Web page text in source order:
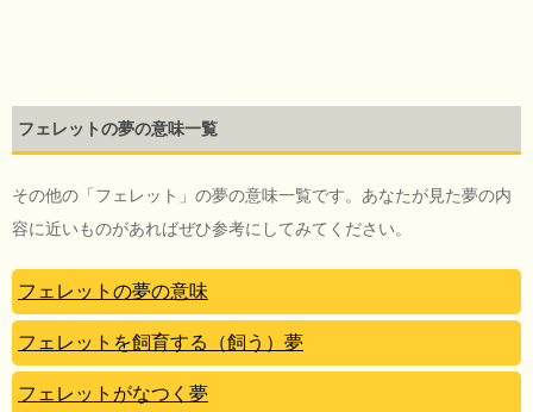
フェレットの夢の意味一覧
その他の「フェレット」の夢の意味一覧です。あなたが見た夢の内
容に近いものがあればぜひ参考にしてみてください。
フェレットの夢の意味
フェレットを飼育する（飼う）夢
フェレットがなつく夢